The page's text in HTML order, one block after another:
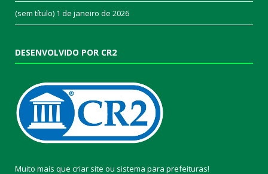
(sem título) 1 de janeiro de 2026
DESENVOLVIDO POR CR2
Muito mais que criar site ou sistema para prefeituras!